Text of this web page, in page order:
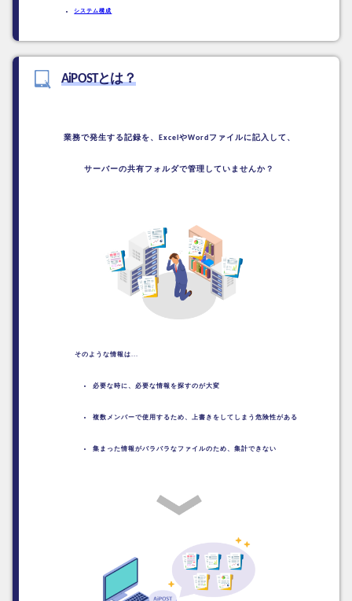
システム構成
AiPOSTとは？
業務で発生する記録を、 ExcelやWordファイルに記入して、
サーバーの共有フォルダで管理していませんか？
そのような情報は...
必要な時に、必要な情報を探すのが大変
複数メンバーで使用するため、 上書きをしてしまう危険性がある
集まった情報がバラバラなファイルのため、 集計できない